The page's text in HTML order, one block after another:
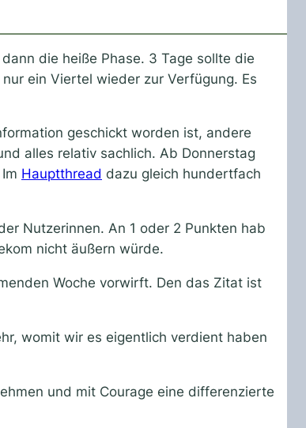
die heiße Phase. 3 Tage sollte die
ein Viertel wieder zur Verfügung. Es
geschickt worden ist, andere
alles relativ sachlich. Ab Donnerstag
Hauptthread dazu gleich hundertfach
Nutzerinnen. An 1 oder 2 Punkten hab
nicht äußern würde.
Woche vorwirft. Den das Zitat ist
womit wir es eigentlich verdient haben
und mit Courage eine differenzierte